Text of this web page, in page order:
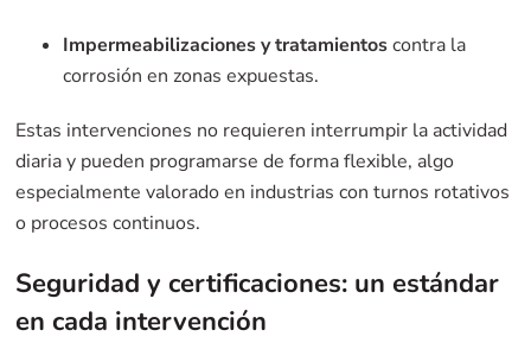
Impermeabilizaciones y tratamientoscontra la
corrosión en zonas expuestas.
Estas intervenciones no requieren interrumpir la actividad
diaria y pueden programarse de forma flexible, algo
especialmente valorado en industrias con turnos rotativos
o procesos continuos.
Seguridad y certificaciones: un estándar
en cada intervención